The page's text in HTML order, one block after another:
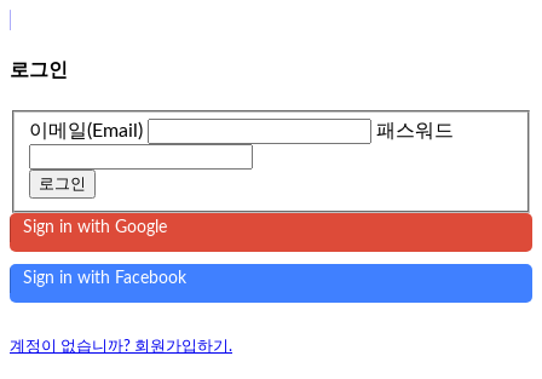
로그인
이메일(Email) 패스워드
로그인
Sign in with Google
Sign in with Facebook
계정이 없습니까? 회원가입하기.